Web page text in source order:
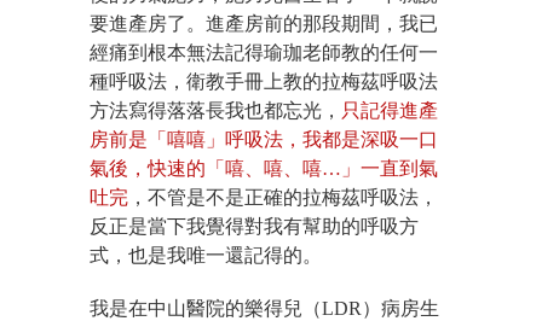
要進產房了。進產房前的那段期間，我已
經痛到根本無法記得瑜珈老師教的任何一
種呼吸法，衛教手冊上教的拉梅茲呼吸法
方法寫得落落長我也都忘光， 只記得進產
房前是「嘻嘻」呼吸法，我都是深吸一口
氣後，快速的「嘻、嘻、嘻…」一直到氣
吐完 ，不管是不是正確的拉梅茲呼吸法，
反正是當下我覺得對我有幫助的呼吸方
式，也是我唯一還記得的。
我是在中山醫院的樂得兒（LDR）病房生